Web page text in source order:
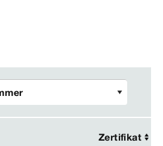
Zertifikat
Zertifikat